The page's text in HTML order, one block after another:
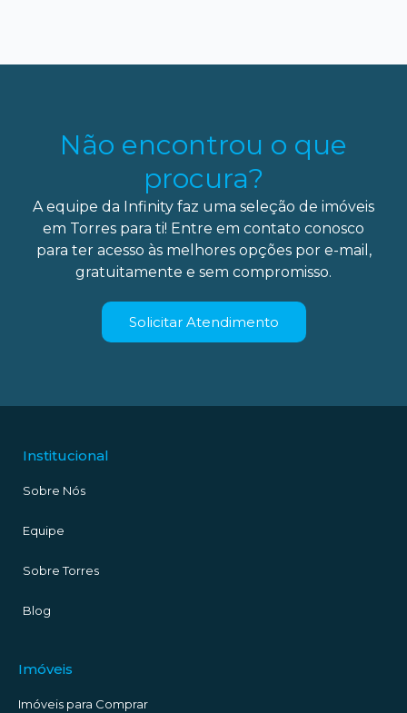
Não encontrou o que
procura?
A equipe da Infinity faz uma seleção de imóveis
em Torres para ti! Entre em contato conosco
para ter acesso às melhores opções por e-mail,
gratuitamente e sem compromisso.
Solicitar Atendimento
Institucional
Sobre Nós
Equipe
Sobre Torres
Blog
Imóveis
Imóveis para Comprar